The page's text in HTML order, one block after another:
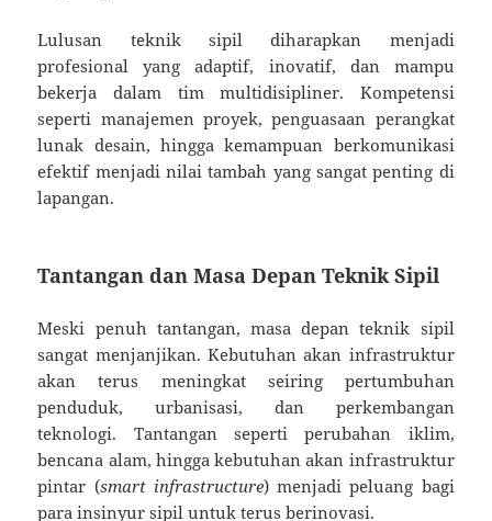
Lulusan teknik sipil diharapkan menjadi
profesional yang adaptif, inovatif, dan mampu
bekerja dalam tim multidisipliner. Kompetensi
seperti manajemen proyek, penguasaan perangkat
lunak desain, hingga kemampuan berkomunikasi
efektif menjadi nilai tambah yang sangat penting di
lapangan.
Tantangan dan Masa Depan Teknik Sipil
Meski penuh tantangan, masa depan teknik sipil
sangat menjanjikan. Kebutuhan akan infrastruktur
akan terus meningkat seiring pertumbuhan
penduduk, urbanisasi, dan perkembangan
teknologi. Tantangan seperti perubahan iklim,
bencana alam, hingga kebutuhan akan infrastruktur
pintar (smart infrastructure) menjadi peluang bagi
para insinyur sipil untuk terus berinovasi.